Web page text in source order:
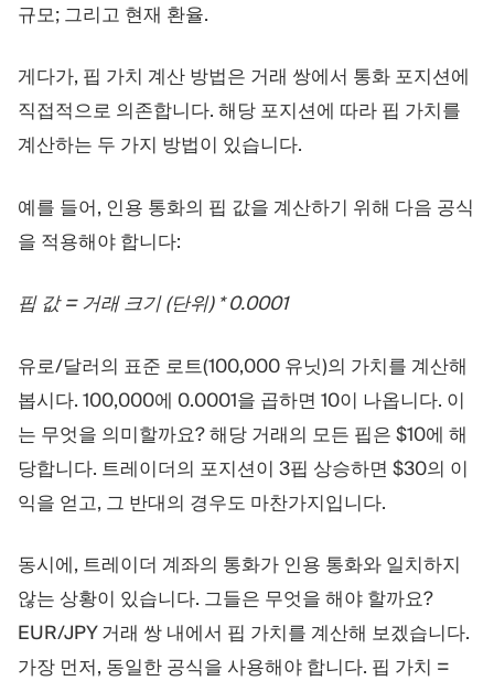
규모; 그리고 현재 환율.
게다가, 핍 가치 계산 방법은 거래 쌍에서 통화 포지션에
직접적으로 의존합니다. 해당 포지션에 따라 핍 가치를
계산하는 두 가지 방법이 있습니다.
예를 들어, 인용 통화의 핍 값을 계산하기 위해 다음 공식
을 적용해야 합니다:
핍 값 = 거래 크기 (단위) * 0.0001
유로/달러의 표준 로트(100,000 유닛)의 가치를 계산해
봅시다. 100,000에 0.0001을 곱하면 10이 나옵니다. 이
는 무엇을 의미할까요? 해당 거래의 모든 핍은 $10에 해
당합니다. 트레이더의 포지션이 3핍 상승하면 $30의 이
익을 얻고, 그 반대의 경우도 마찬가지입니다.
동시에, 트레이더 계좌의 통화가 인용 통화와 일치하지
않는 상황이 있습니다. 그들은 무엇을 해야 할까요?
EUR/JPY 거래 쌍 내에서 핍 가치를 계산해 보겠습니다.
가장 먼저, 동일한 공식을 사용해야 합니다. 핍 가치 =